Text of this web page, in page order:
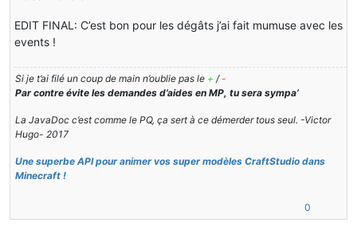
EDIT FINAL: C’est bon pour les dégâts j’ai fait mumuse avec les
events !
Si je t’ai filé un coup de main n’oublie pas le + / -
Par contre évite les demandes d’aides en MP, tu sera sympa’
La JavaDoc c’est comme le PQ, ça sert à ce démerder tous seul. -Victor
Hugo- 2017
Une superbe API pour animer vos super modèles CraftStudio dans
Minecraft !
0